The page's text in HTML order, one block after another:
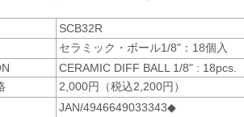
SCB32R
セラミック・ボール1/8"：18個入
CERAMIC DIFF BALL 1/8" : 18pcs.
2,000円（税込2,200円）
JAN/4946649033343◆